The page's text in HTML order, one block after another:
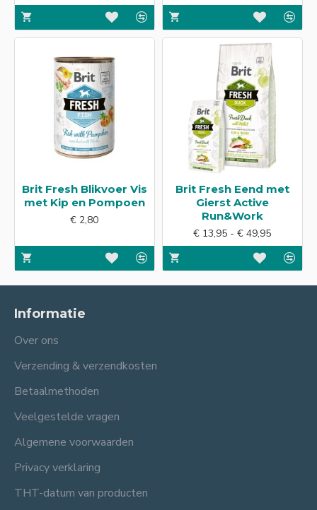
Brit Fresh Blikvoer Vis
met Kip en Pompoen
€ 2,80
Brit Fresh Eend met
Gierst Active
Run&Work
€ 13,95 - € 49,95
Informatie
Over ons
Verzending & verzendkosten
Betaalmethoden
Veelgestelde vragen
Algemene voorwaarden
Privacy verklaring
THT-datum van producten